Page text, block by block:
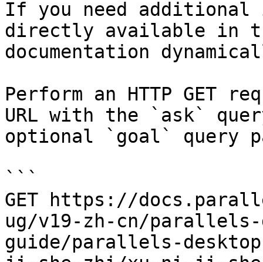
If you need
directly available in
documentation
Perform an HTTP GET
URL with the `ask`
optional `goal` query
```
GET https://
ug/v19-zh-cn/parallels-
guide/parallels-